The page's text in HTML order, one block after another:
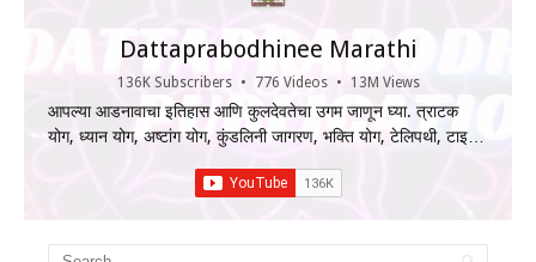
Dattaprabodhinee Marathi
136K Subscribers • 776 Videos • 13M Views
आपल्या आडनावाचा इतिहास आणि कुलदेवतेचा उगम जाणून घ्या. त्राटक
योग, ध्यान योग, अष्टांग योग, कुंडलिनी जागरण, भक्ति योग, टेलिपथी, टाइम
स्वामी समर्थ उपासना, पितृदोष निवारण, चक्र साधना आणि चक्र हीलिंग